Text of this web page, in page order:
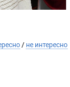
/ не интересно